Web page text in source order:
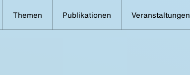
Themen Publikationen Veranstaltungen